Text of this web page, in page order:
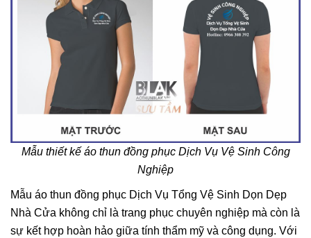
Mẫu thiết kế áo thun đồng phục Dịch Vụ Vệ Sinh Công
Nghiệp
Mẫu áo thun đồng phục Dịch Vụ Tổng Vệ Sinh Dọn Dẹp
Nhà Cửa không chỉ là trang phục chuyên nghiệp mà còn là
sự kết hợp hoàn hảo giữa tính thẩm mỹ và công dụng. Với